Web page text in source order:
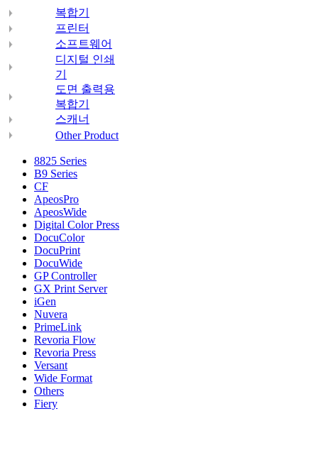
복합기
프린터
소프트웨어
디지털 인쇄
기
도면 출력용
복합기
스캐너
Other Product
8825 Series
B9 Series
CF
ApeosPro
ApeosWide
Digital Color Press
DocuColor
DocuPrint
DocuWide
GP Controller
GX Print Server
iGen
Nuvera
PrimeLink
Revoria Flow
Revoria Press
Versant
Wide Format
Others
Fiery